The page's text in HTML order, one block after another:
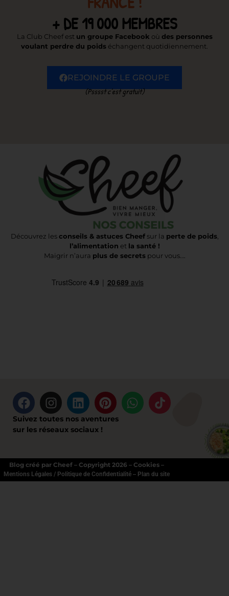
+ DE 19 000 MEMBRES
La Club Cheef est un groupe Facebook où des personnes
voulant perdre du poids échangent quotidiennement.
REJOINDRE LE GROUPE
(Psssst c’est gratuit)
Découvrez lesconseils & astuces Cheefsur la perte de poids,
l’alimentation et la santé !
Maigrir n’aura plus de secretspour vous….
Suivez toutes nos aventures
sur les réseaux sociaux !
Blog créé par Cheef – Copyright 2026 – Cookies –
Mentions Légales / Politique de Confidentialité– Plan du site